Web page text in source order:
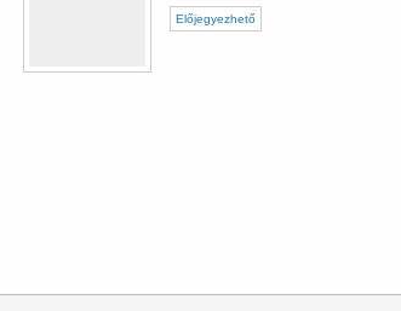
Előjegyezhető